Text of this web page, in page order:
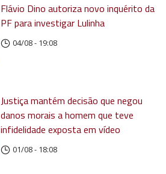
Flávio Dino autoriza novo inquérito da
PF para investigar Lulinha
04/08 - 19:08
Justiça mantém decisão que negou
danos morais a homem que teve
infidelidade exposta em vídeo
01/08 - 18:08